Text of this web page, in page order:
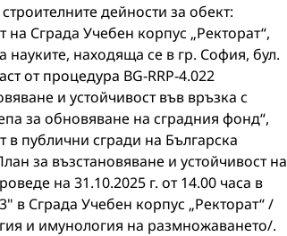
дейности за обект:
Сграда Учебен корпус „Ректорат“,
науките, находящa се в гр. София, бул.
от процедура BG-RRP-4.022
и устойчивост във връзка с
за обновяване на сградния фонд“,
публични сгради на Българска
за възстановяване и устойчивост на
на 31.10.2025 г. от 14.00 часа в
Сграда Учебен корпус „Ректорат“ /
и имунология на размножаването/.